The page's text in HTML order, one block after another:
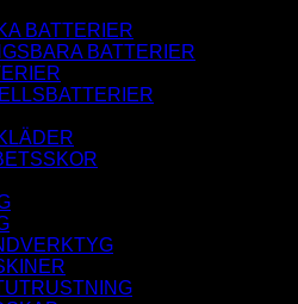
BATTERIER
BATTERIER